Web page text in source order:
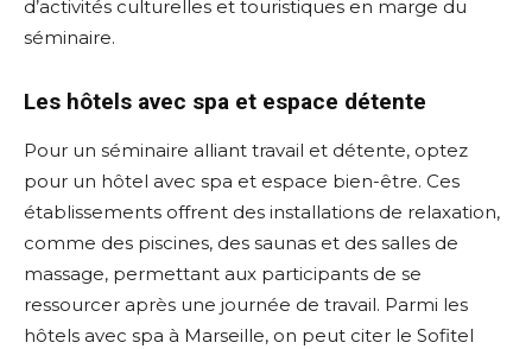
d’activités culturelles et touristiques en marge du
séminaire.
Les hôtels avec spa et espace détente
Pour un séminaire alliant travail et détente, optez
pour un hôtel avec spa et espace bien-être. Ces
établissements offrent des installations de relaxation,
comme des piscines, des saunas et des salles de
massage, permettant aux participants de se
ressourcer après une journée de travail. Parmi les
hôtels avec spa à Marseille, on peut citer le Sofitel